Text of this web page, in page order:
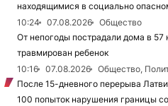
находящимися в социально
10:24
07.08.2026
Общество
От непогоды пострадали дома в 57
травмирован ребенок
10:16
07.08.2026
Общество,
После 15-дневного перерыва
100 попыток нарушения границы